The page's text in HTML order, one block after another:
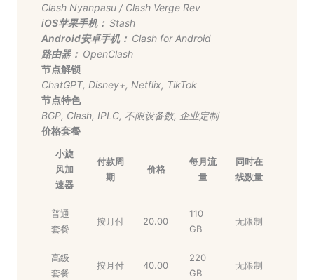
Clash Nyanpasu/ Clash Verge Rev
iOS苹果手机： Stash
Android安卓手机： Clash for Android
路由器： OpenClash
节点解锁
ChatGPT, Disney+, Netflix, TikTok
节点特色
BGP, Clash, IPLC, 不限设备数, 企业定制
价格套餐
小旋
风加
速器
付款周
期
价格
每月流
量
同时在
线数量
普通
套餐
按月付 20.00
110
GB
无限制
高级
套餐
按月付 40.00
220
GB
无限制